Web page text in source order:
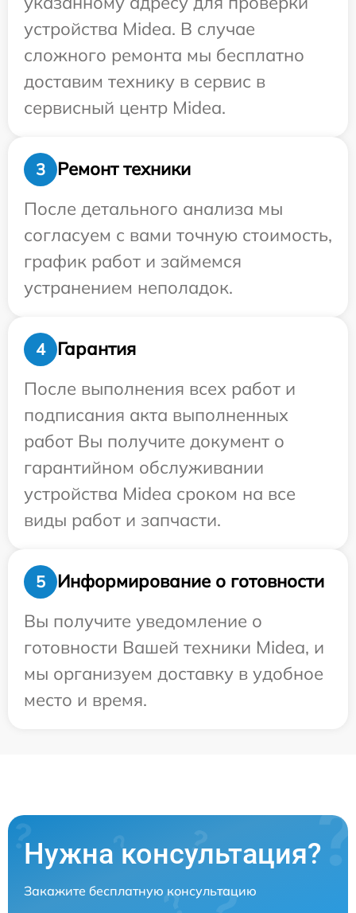
устройства Midea. В случае
сложного ремонта мы бесплатно
доставим технику в сервис в
сервисный центр Midea.
3
Ремонт техники
После детального анализа мы
согласуем с вами точную стоимость,
график работ и займемся
устранением неполадок.
4
Гарантия
После выполнения всех работ и
подписания акта выполненных
работ Вы получите документ о
гарантийном обслуживании
устройства Midea сроком на все
виды работ и запчасти.
5
Информирование о готовности
Вы получите уведомление о
готовности Вашей техники Midea, и
мы организуем доставку в удобное
место и время.
Нужна консультация?
Закажите бесплатную консультацию